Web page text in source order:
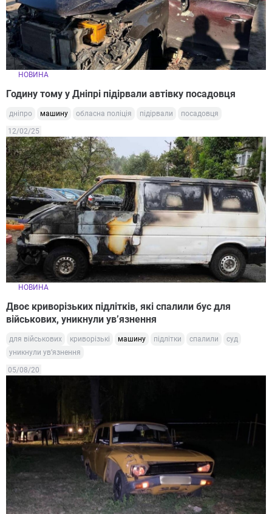
НОВИНА
Годину тому у Дніпрі підірвали автівку посадовця
дніпро машину обласна поліція підірвали посадовця
12/02/25
НОВИНА
Двоє криворізьких підлітків, які спалили бус для
військових, уникнули ув’язнення
для військових криворізькі машину підлітки спалили
суд
уникнули ув’язнення
05/08/20